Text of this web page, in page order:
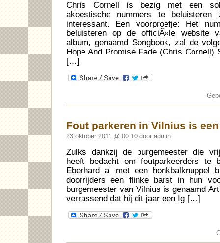
Chris Cornell is bezig met een
akoestische nummers te
interessant. Een voorproefje: Het
beluisteren op de officiÃ«le website
album, genaamd Songbook, zal de
Hope And Promise Fade (Chris
[…]
Fout parkeren in Vilnius is
23 oktober 2011 @ 00:10 door admin
Zulks dankzij de burgemeester die
heeft bedacht om foutparkeerders te
Eberhard al met een honkbalknuppel
doorrijders een flinke barst in hun
burgemeester van Vilnius is genaamd
verrassend dat hij dit jaar een Ig […]